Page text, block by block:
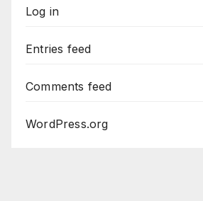
Log in
Entries feed
Comments feed
WordPress.org